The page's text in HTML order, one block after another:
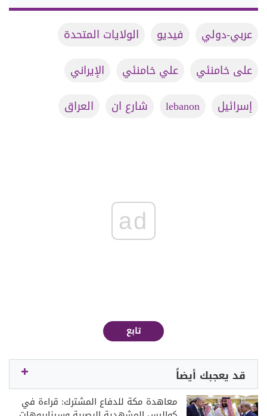
عربي-دولي فيديو
الولايات المتحدة
على خامنئي
علي خامنئي
الإيراني
إسرائيل
lebanon شارع ان العراق
ad
تابع
قد يعجبك أيضاً
معاهدة مكة للدفاع المشترك: قراءة في